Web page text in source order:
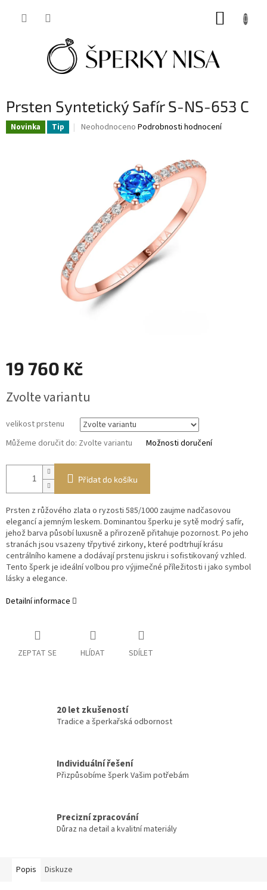
Prsten Syntetický Safír S-NS-653 C
Novinka Tip
Průměrné
hvězdiček.
Neohodnoceno Podrobnosti hodnocení
19 760 Kč
cena:
Zvolte variantu
velikost prstenu
Můžeme doručit do: Zvolte variantu Možnosti doručení
Přidat do košíku
Prsten z růžového zlata o ryzosti 585/1000 zaujme nadčasovou
elegancí a jemným leskem. Dominantou šperku je sytě modrý safír,
jehož barva působí luxusně a přirozeně přitahuje pozornost. Po jeho
stranách jsou vsazeny třpytivé zirkony, které podtrhují krásu
centrálního kamene a dodávají prstenu jiskru i sofistikovaný vzhled.
Tento šperk je ideální volbou pro výjimečné příležitosti i jako symbol
lásky a elegance.
Detailní informace
ZEPTAT SE HLÍDAT SDÍLET
20 let zkušeností
Tradice a šperkařská odbornost
Individuální řešení
Přizpůsobíme šperk Vašim potřebám
Precizní zpracování
Důraz na detail a kvalitní materiály
Popis Diskuze